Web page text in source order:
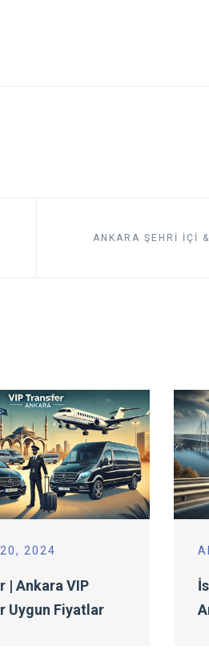
ANKARA ŞEHRI İÇI
2024
| Ankara VIP
Uygun Fiyatlar